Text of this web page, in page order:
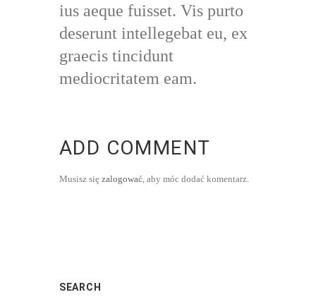
ius aeque fuisset. Vis purto
deserunt intellegebat eu, ex
graecis tincidunt
mediocritatem eam.
ADD COMMENT
Musisz się zalogować, aby móc dodać komentarz.
SEARCH